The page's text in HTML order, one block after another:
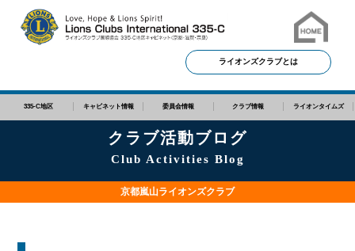
ライオンズクラブとは
335-C地区 キャビネット情報 委員会情報 クラブ情報 ライオンタイムズ
クラブ活動ブログ
Club Activities Blog
京都嵐山ライオンズクラブ